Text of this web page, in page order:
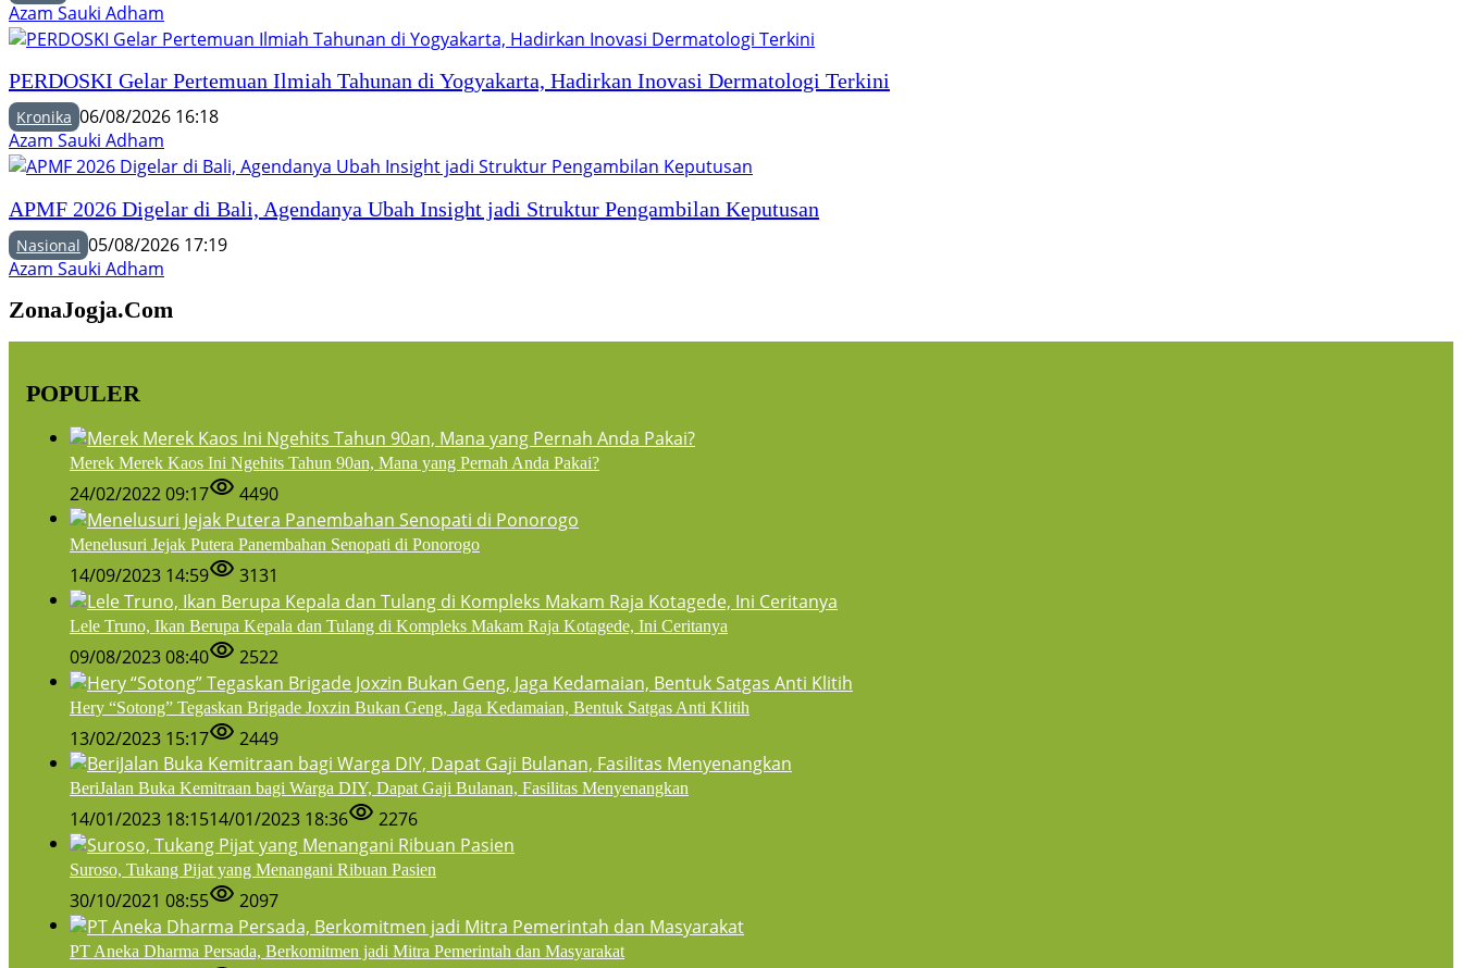
Azam Sauki Adham
PERDOSKI Gelar Pertemuan Ilmiah Tahunan di Yogyakarta, Hadirkan Inovasi Dermatologi Terkini
Kronika 06/08/2026 16:18
Azam Sauki Adham
APMF 2026 Digelar di Bali, Agendanya Ubah Insight jadi Struktur Pengambilan Keputusan
Nasional 05/08/2026 17:19
Azam Sauki Adham
ZonaJogja.Com
POPULER
Merek Merek Kaos Ini Ngehits Tahun 90an, Mana yang Pernah Anda Pakai?
24/02/2022 09:17 4490
Menelusuri Jejak Putera Panembahan Senopati di Ponorogo
14/09/2023 14:59 3131
Lele Truno, Ikan Berupa Kepala dan Tulang di Kompleks Makam Raja Kotagede, Ini Ceritanya
09/08/2023 08:40 2522
Hery “Sotong” Tegaskan Brigade Joxzin Bukan Geng, Jaga Kedamaian, Bentuk Satgas Anti Klitih
13/02/2023 15:17 2449
BeriJalan Buka Kemitraan bagi Warga DIY, Dapat Gaji Bulanan, Fasilitas Menyenangkan
14/01/2023 18:1514/01/2023 18:36 2276
Suroso, Tukang Pijat yang Menangani Ribuan Pasien
30/10/2021 08:55 2097
PT Aneka Dharma Persada, Berkomitmen jadi Mitra Pemerintah dan Masyarakat